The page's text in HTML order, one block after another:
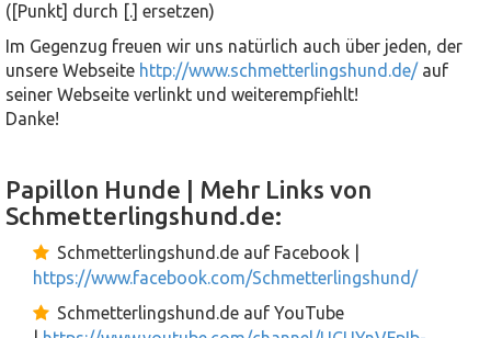
([Punkt] durch [.] ersetzen)
Im Gegenzug freuen wir uns natürlich auch über jeden, der
unsere Webseite http://www.schmetterlingshund.de/auf
seiner Webseite verlinkt und weiterempfiehlt!
Danke!
Papillon Hunde | Mehr Links von
Schmetterlingshund.de:
Schmetterlingshund.de auf Facebook |
https://www.facebook.com/Schmetterlingshund/
Schmetterlingshund.de auf YouTube